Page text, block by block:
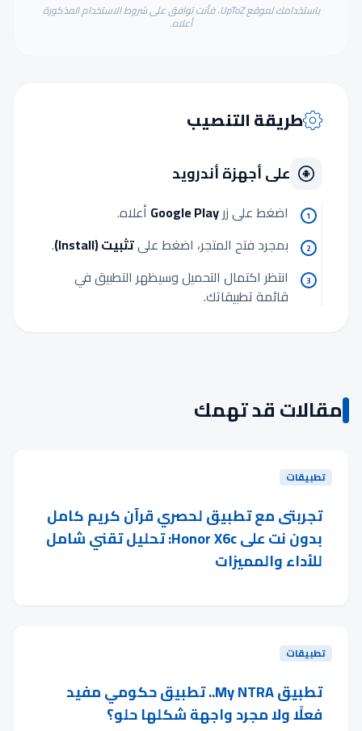
باستخدامك لموقع UpToZ، فأنت توافق على شروط الاستخدام المذكورة
أعلاه.
طريقة التنصيب
على أجهزة أندرويد
1 اضغط على زرGoogle Play أعلاه.
2 بمجرد فتح المتجر، اضغط علىتثبيت (Install) .
3
انتظر اكتمال التحميل وسيظهر التطبيق في
قائمة تطبيقاتك.
مقالات قد تهمك
تطبيقات
تجربتى مع تطبيق لحصري قرآن كريم كامل
بدون نت على Honor X6c: تحليل تقني شامل
للأداء والمميزات
تطبيقات
تطبيق My NTRA.. تطبيق حكومي مفيد
فعلًا ولا مجرد واجهة شكلها حلو؟